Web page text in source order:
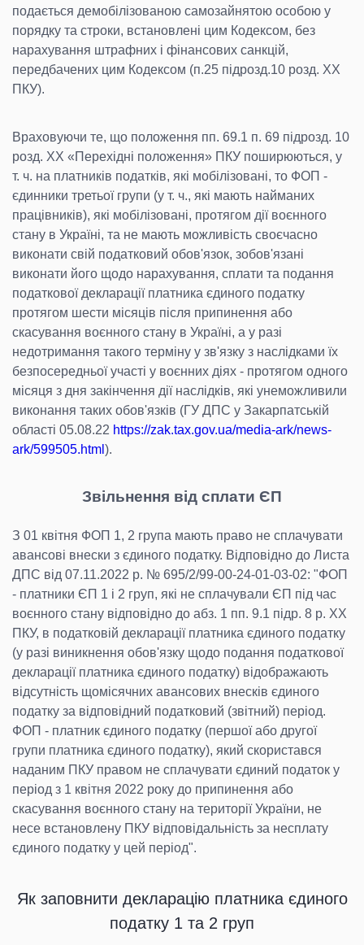
подається демобілізованою самозайнятою особою у
порядку та строки, встановлені цим Кодексом, без
нарахування штрафних і фінансових санкцій,
передбачених цим Кодексом (п.25 підрозд.10 розд. ХХ
ПКУ).
Враховуючи те, що положення пп. 69.1 п. 69 підрозд. 10
розд. XX «Перехідні положення» ПКУ поширюються, у
т. ч. на платників податків, які мобілізовані, то ФОП -
єдинники третьої групи (у т. ч., які мають найманих
працівників), які мобілізовані, протягом дії воєнного
стану в Україні, та не мають можливість своєчасно
виконати свій податковий обов'язок, зобов'язані
виконати його щодо нарахування, сплати та подання
податкової декларації платника єдиного податку
протягом шести місяців після припинення або
скасування воєнного стану в Україні, а у разі
недотримання такого терміну у зв'язку з наслідками їх
безпосередньої участі у воєнних діях - протягом одного
місяця з дня закінчення дії наслідків, які унеможливили
виконання таких обов'язків (ГУ ДПС у Закарпатській
області 05.08.22 https://zak.tax.gov.ua/media-ark/news-
ark/599505.html ).
Звільнення від сплати ЄП
З 01 квітня ФОП 1, 2 група мають право не сплачувати
авансові внески з єдиного податку. Відповідно до Листа
ДПС від 07.11.2022 р. № 695/2/99-00-24-01-03-02: "ФОП
- платники ЄП 1 і 2 груп, які не сплачували ЄП під час
воєнного стану відповідно до абз. 1 пп. 9.1 підр. 8 р. ХХ
ПКУ, в податковій декларації платника єдиного податку
(у разі виникнення обов'язку щодо подання податкової
декларації платника єдиного податку) відображають
відсутність щомісячних авансових внесків єдиного
податку за відповідний податковий (звітний) період.
ФОП - платник єдиного податку (першої або другої
групи платника єдиного податку), який скористався
наданим ПКУ правом не сплачувати єдиний податок у
період з 1 квітня 2022 року до припинення або
скасування воєнного стану на території України, не
несе встановлену ПКУ відповідальність за несплату
єдиного податку у цей період".
Як заповнити декларацію платника єдиного
податку 1 та 2 груп